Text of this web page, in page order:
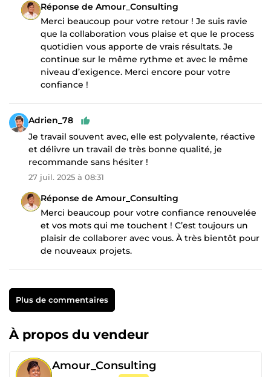
Réponse de Amour_Consulting
Merci beaucoup pour votre retour ! Je suis ravie
que la collaboration vous plaise et que le process
quotidien vous apporte de vrais résultats. Je
continue sur le même rythme et avec le même
niveau d’exigence. Merci encore pour votre
confiance !
Adrien_78
Je travail souvent avec, elle est polyvalente, réactive
et délivre un travail de très bonne qualité, je
recommande sans hésiter !
27 juil. 2025 à 08:31
Réponse de Amour_Consulting
Merci beaucoup pour votre confiance renouvelée
et vos mots qui me touchent ! C’est toujours un
plaisir de collaborer avec vous. À très bientôt pour
de nouveaux projets.
Plus de commentaires
À propos du vendeur
Amour_Consulting